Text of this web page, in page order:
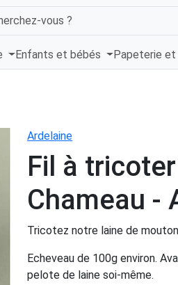
vous ?
Enfants et bébés Papeterie et
Ardelaine
Fil à
Chameau -
Tricotez notre laine de
Echeveau de 100g environ.
pelote de laine soi-même.